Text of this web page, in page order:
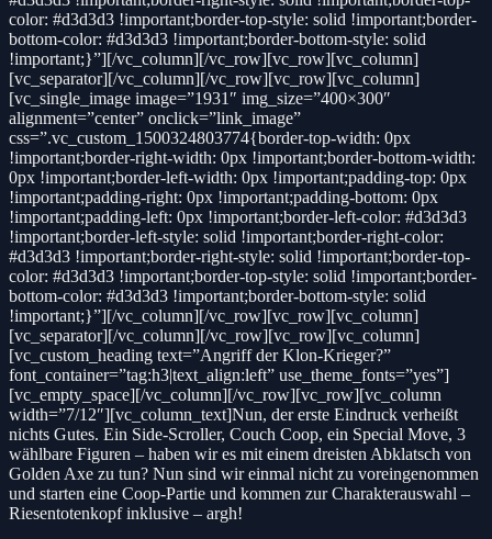
color: #d3d3d3 !important;border-top-style: solid !important;border-
bottom-color: #d3d3d3 !important;border-bottom-style: solid
!important;}”][/vc_column][/vc_row][vc_row][vc_column]
[vc_separator][/vc_column][/vc_row][vc_row][vc_column]
[vc_single_image image=”1931″ img_size=”400×300″
alignment=”center” onclick=”link_image”
css=”.vc_custom_1500324803774{border-top-width: 0px
!important;border-right-width: 0px !important;border-bottom-width:
0px !important;border-left-width: 0px !important;padding-top: 0px
!important;padding-right: 0px !important;padding-bottom: 0px
!important;padding-left: 0px !important;border-left-color: #d3d3d3
!important;border-left-style: solid !important;border-right-color:
#d3d3d3 !important;border-right-style: solid !important;border-top-
color: #d3d3d3 !important;border-top-style: solid !important;border-
bottom-color: #d3d3d3 !important;border-bottom-style: solid
!important;}”][/vc_column][/vc_row][vc_row][vc_column]
[vc_separator][/vc_column][/vc_row][vc_row][vc_column]
[vc_custom_heading text=”Angriff der Klon-Krieger?”
font_container=”tag:h3|text_align:left” use_theme_fonts=”yes”]
[vc_empty_space][/vc_column][/vc_row][vc_row][vc_column
width=”7/12″][vc_column_text]Nun, der erste Eindruck verheißt
nichts Gutes. Ein Side-Scroller, Couch Coop, ein Special Move, 3
wählbare Figuren – haben wir es mit einem dreisten Abklatsch von
Golden Axe zu tun? Nun sind wir einmal nicht zu voreingenommen
und starten eine Coop-Partie und kommen zur Charakterauswahl –
Riesentotenkopf inklusive – argh!